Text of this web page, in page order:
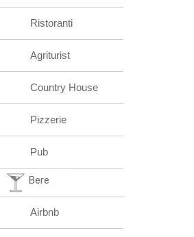
Ristoranti
Agriturist
Country House
Pizzerie
Pub
Bere
Airbnb